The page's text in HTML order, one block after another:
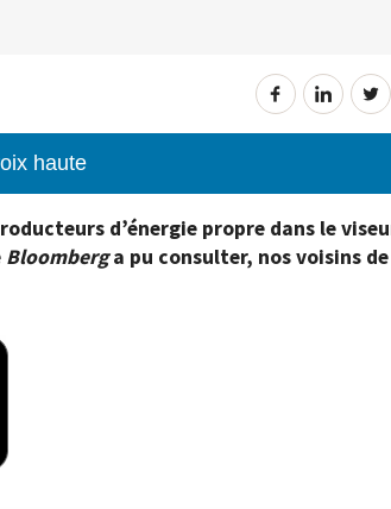
haute
d’énergie propre dans le
Bloomberga pu consulter, nos voisins de